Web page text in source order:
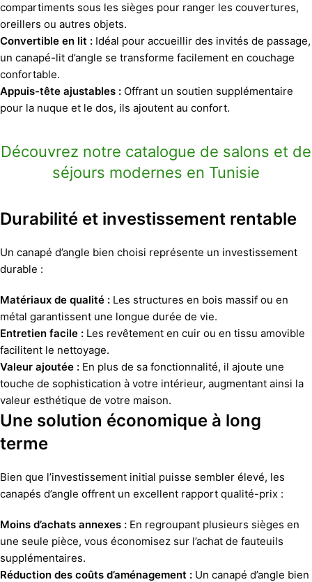
compartiments sous les sièges pour ranger les couvertures,
oreillers ou autres objets.
Convertible en lit : Idéal pour accueillir des invités de passage,
un canapé-lit d’angle se transforme facilement en couchage
confortable.
Appuis-tête ajustables : Offrant un soutien supplémentaire
pour la nuque et le dos, ils ajoutent au confort.
Découvrez notre catalogue de salons et de
séjours modernes en Tunisie
Durabilité et investissement rentable
Un canapé d’angle bien choisi représente un investissement
durable :
Matériaux de qualité : Les structures en bois massif ou en
métal garantissent une longue durée de vie.
Entretien facile : Les revêtement en cuir ou en tissu amovible
facilitent le nettoyage.
Valeur ajoutée : En plus de sa fonctionnalité, il ajoute une
touche de sophistication à votre intérieur, augmentant ainsi la
valeur esthétique de votre maison.
Une solution économique à long
terme
Bien que l’investissement initial puisse sembler élevé, les
canapés d’angle offrent un excellent rapport qualité-prix :
Moins d’achats annexes : En regroupant plusieurs sièges en
une seule pièce, vous économisez sur l’achat de fauteuils
supplémentaires.
Réduction des coûts d’aménagement : Un canapé d’angle bien